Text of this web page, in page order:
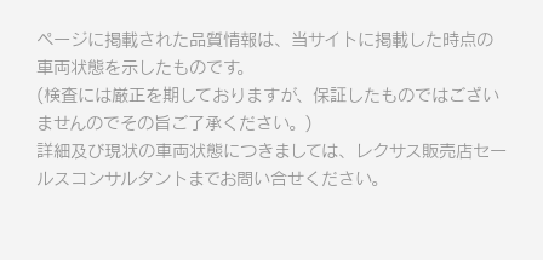
ページに掲載された品質情報は、当サイトに掲載した時点の
車両状態を示したものです。
(検査には厳正を期しておりますが、保証したものではござい
ませんのでその旨ご了承ください。)
詳細及び現状の車両状態につきましては、レクサス販売店セー
ルスコンサルタントまでお問い合せください。